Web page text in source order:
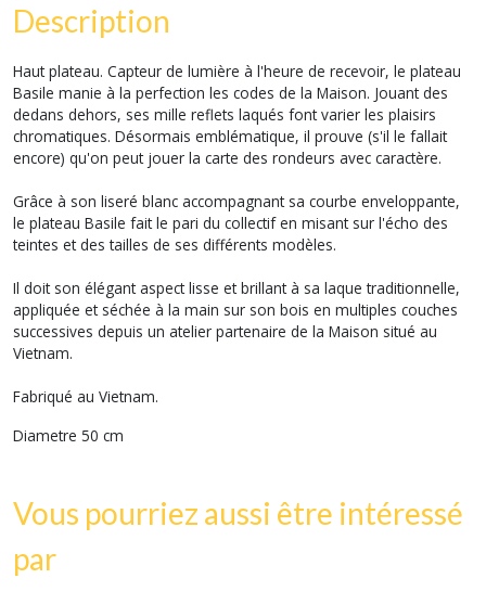
Description
Haut plateau. Capteur de lumière à l'heure de recevoir, le plateau
Basile manie à la perfection les codes de la Maison. Jouant des
dedans dehors, ses mille reflets laqués font varier les plaisirs
chromatiques. Désormais emblématique, il prouve (s'il le fallait
encore) qu'on peut jouer la carte des rondeurs avec caractère.
Grâce à son liseré blanc accompagnant sa courbe enveloppante,
le plateau Basile fait le pari du collectif en misant sur l'écho des
teintes et des tailles de ses différents modèles.
Il doit son élégant aspect lisse et brillant à sa laque traditionnelle,
appliquée et séchée à la main sur son bois en multiples couches
successives depuis un atelier partenaire de la Maison situé au
Vietnam.
Fabriqué au Vietnam.
Diametre 50 cm
Vous pourriez aussi être intéressé
par